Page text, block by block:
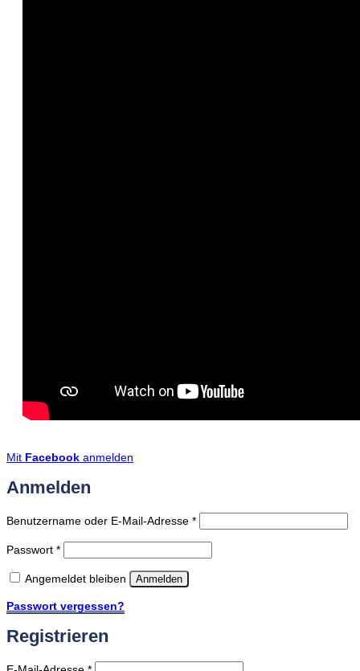
Mit Facebook anmelden
Anmelden
Benutzername oder E-Mail-Adresse *Erforderlich
Passwort *Erforderlich
Angemeldet bleiben Anmelden
Passwort vergessen?
Registrieren
Erforderlich